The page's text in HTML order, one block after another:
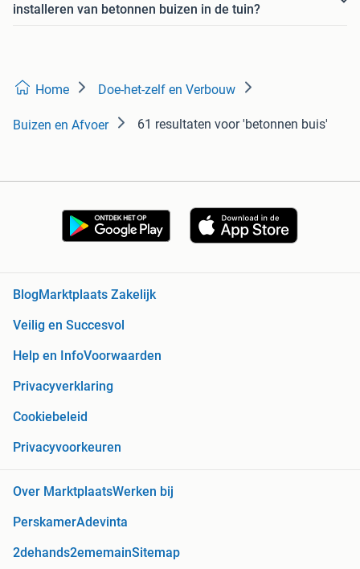
installeren van betonnen buizen in de tuin?
Home Doe-het-zelf en Verbouw
Buizen en Afvoer 61 resultaten voor 'betonnen buis'
BlogMarktplaats Zakelijk
Veilig en Succesvol
Help en InfoVoorwaarden
Privacyverklaring
Cookiebeleid
Privacyvoorkeuren
Over MarktplaatsWerken bij
PerskamerAdevinta
2dehands2ememainSitemap